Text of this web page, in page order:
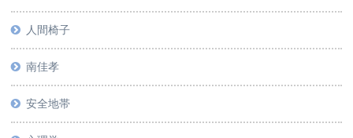
人間椅子
南佳孝
安全地帯